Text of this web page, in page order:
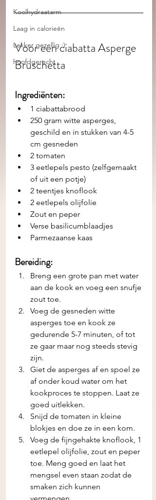
Koolhydraatarm
Laag in calorieën
Lekker gezellig :)
hoofdgerecht
Voor een ciabatta Asperge
Bruschetta
Ingrediënten:
1 ciabattabrood
250 gram witte asperges,
geschild en in stukken van 4-5
cm gesneden
2 tomaten
3 eetlepels pesto (zelfgemaakt
of uit een potje)
2 teentjes knoflook
2 eetlepels olijfolie
Zout en peper
Verse basilicumblaadjes
Parmezaanse kaas
Bereiding:
Breng een grote pan met water
aan de kook en voeg een snufje
zout toe.
Voeg de gesneden witte
asperges toe en kook ze
gedurende 5-7 minuten, of tot
ze gaar maar nog steeds stevig
zijn.
Giet de asperges af en spoel ze
af onder koud water om het
kookproces te stoppen. Laat ze
goed uitlekken.
Snijd de tomaten in kleine
blokjes en doe ze in een kom.
Voeg de fijngehakte knoflook, 1
eetlepel olijfolie, zout en peper
toe. Meng goed en laat het
mengsel even staan zodat de
smaken zich kunnen